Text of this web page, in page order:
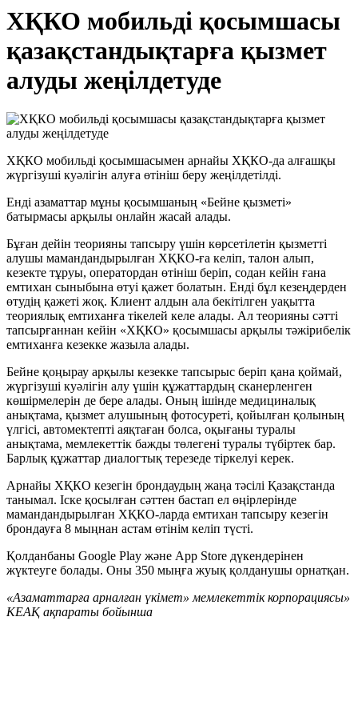
ХҚКО мобильді қосымшасы
қазақстандықтарға қызмет
алуды жеңілдетуде
ХҚКО мобильді қосымшасымен арнайы ХҚКО-да алғашқы
жүргізуші куәлігін алуға өтініш беру жеңілдетілді.
Енді азаматтар мұны қосымшаның «Бейне қызметі»
батырмасы арқылы онлайн жасай алады.
Бұған дейін теорияны тапсыру үшін көрсетілетін қызметті
алушы мамандандырылған ХҚКО-ға келіп, талон алып,
кезекте тұруы, оператордан өтініш беріп, содан кейін ғана
емтихан сыныбына өтуі қажет болатын. Енді бұл кезеңдерден
өтудің қажеті жоқ. Клиент алдын ала бекітілген уақытта
теориялық емтиханға тікелей келе алады. Ал теорияны сәтті
тапсырғаннан кейін «ХҚКО» қосымшасы арқылы тәжірибелік
емтиханға кезекке жазыла алады.
Бейне қоңырау арқылы кезекке тапсырыс беріп қана қоймай,
жүргізуші куәлігін алу үшін құжаттардың сканерленген
көшірмелерін де бере алады. Оның ішінде медициналық
анықтама, қызмет алушының фотосуреті, қойылған қолының
үлгісі, автомектепті аяқтаған болса, оқығаны туралы
анықтама, мемлекеттік бажды төлегені туралы түбіртек бар.
Барлық құжаттар диалогтық терезеде тіркелуі керек.
Арнайы ХҚКО кезегін брондаудың жаңа тәсілі Қазақстанда
танымал. Іске қосылған сәттен бастап ел өңірлерінде
мамандандырылған ХҚКО-ларда емтихан тапсыру кезегін
брондауға 8 мыңнан астам өтінім келіп түсті.
Қолданбаны Google Play және App Store дүкендерінен
жүктеуге болады. Оны 350 мыңға жуық қолданушы орнатқан.
«Азаматтарға арналған үкімет» мемлекеттік корпорациясы»
КЕАҚ ақпараты бойынша